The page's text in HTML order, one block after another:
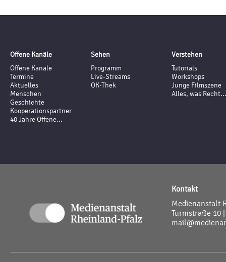
Offene Kanäle
Offene Kanäle
Termine
Aktuelles
Menschen
Geschichte
Kooperationspartner
40 Jahre Offene...
Sehen
Programm
Live-Streams
OK-Thek
Verstehen
Tutorials
Workshops
Junge Filmszene
Alles, was Recht...
Kontakt
Medienanstalt
Turmstraße 10